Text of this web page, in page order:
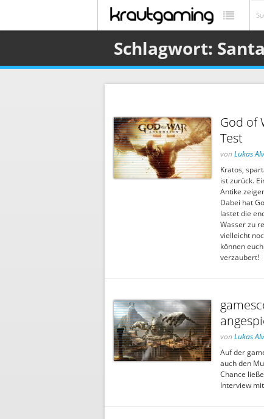
Schlagwort:
God of
Test
von Lukas
Kratos,
ist zurück.
Antike
Dabei hat
lastet die
Wasser zu
vielleicht
können
verzaubert!
von Lukas
Auf der
auch den
Chance
Interview